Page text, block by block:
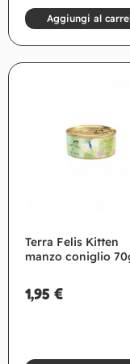
Aggiungi al
Terra Felis Kitten
manzo coniglio
1,95 €